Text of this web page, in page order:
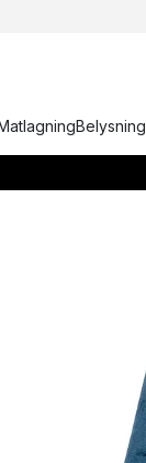
Belysning